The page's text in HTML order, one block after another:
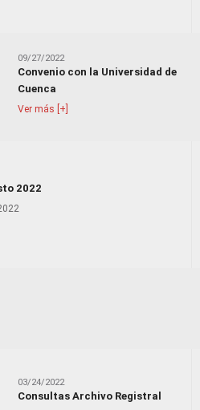
09/27/2022
Convenio con la Universidad de
Cuenca
Ver más [+]
2022
03/24/2022
Consultas Archivo Registral